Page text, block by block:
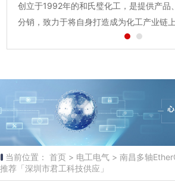
上海恩博生产基地位于上...
创立于1992年的和氏璧化工，是提供产品
分销，致力于将自身打造成为化工产业链
璧化工拥有60+个自建营销机构分布全国
当前位置： 首页 > 电工电气 > 南昌多轴
推荐「深圳市君工科技供应」